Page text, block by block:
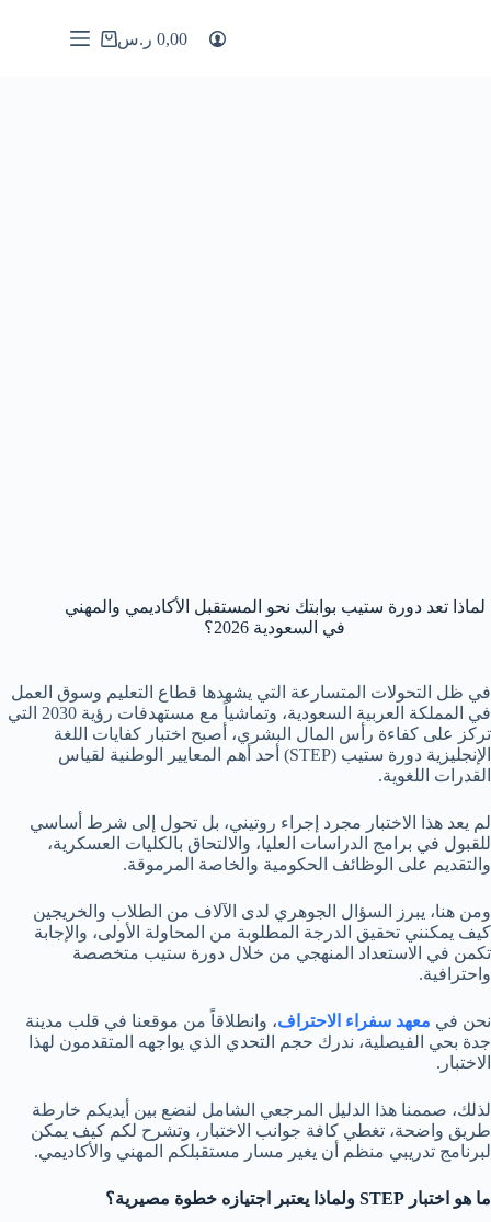
0,00 ر.س
لماذا تعد دورة ستيب بوابتك نحو المستقبل الأكاديمي والمهني
في السعودية 2026؟
في ظل التحولات المتسارعة التي يشهدها قطاع التعليم وسوق العمل
في المملكة العربية السعودية، وتماشياً مع مستهدفات رؤية 2030 التي
تركز على كفاءة رأس المال البشري، أصبح اختبار كفايات اللغة
الإنجليزية دورة ستيب (STEP) أحد أهم المعايير الوطنية لقياس
القدرات اللغوية.
لم يعد هذا الاختبار مجرد إجراء روتيني، بل تحول إلى شرط أساسي
للقبول في برامج الدراسات العليا، والالتحاق بالكليات العسكرية،
والتقديم على الوظائف الحكومية والخاصة المرموقة.
ومن هنا، يبرز السؤال الجوهري لدى الآلاف من الطلاب والخريجين
كيف يمكنني تحقيق الدرجة المطلوبة من المحاولة الأولى، والإجابة
تكمن في الاستعداد المنهجي من خلال دورة ستيب متخصصة
واحترافية.
نحن في معهد سفراء الاحتراف، وانطلاقاً من موقعنا في قلب مدينة
جدة بحي الفيصلية، ندرك حجم التحدي الذي يواجهه المتقدمون لهذا
الاختبار.
لذلك، صممنا هذا الدليل المرجعي الشامل لنضع بين أيديكم خارطة
طريق واضحة، تغطي كافة جوانب الاختبار، وتشرح لكم كيف يمكن
لبرنامج تدريبي منظم أن يغير مسار مستقبلكم المهني والأكاديمي.
ما هو اختبار STEP ولماذا يعتبر اجتيازه خطوة مصيرية؟